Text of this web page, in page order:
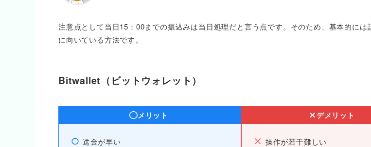
注意点として当日15：00までの振込みは当日処理だと言う点です。そのため、基本的には
に向いている方法です。
Bitwallet（ビットウォレット）
メリット
送金が早い
デメリット
操作が若干難しい